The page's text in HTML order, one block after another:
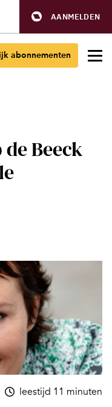
AANMELDEN
abonnementen
Beeck
leestijd 11 minuten